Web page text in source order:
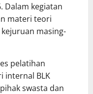
Dalam kegiatan
materi teori
masing-
pelatihan
internal BLK
swasta dan